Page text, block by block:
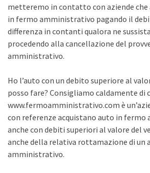
metteremo in contatto con aziende che
in fermo amministrativo pagando il
differenza in contanti qualora ne
procedendo alla cancellazione del
amministrativo.
Ho l’auto con un debito superiore al
posso fare? Consigliamo caldamente di
www.fermoamministrativo.com è
con referenze acquistano auto in
anche con debiti superiori al valore del
anche della relativa rottamazione di un
amministrativo.